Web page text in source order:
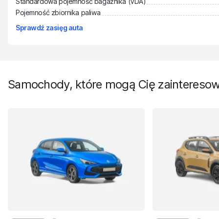
Pojemność zbiornika paliwa
Sprawdź zasięg auta
Samochody, które mogą Cię